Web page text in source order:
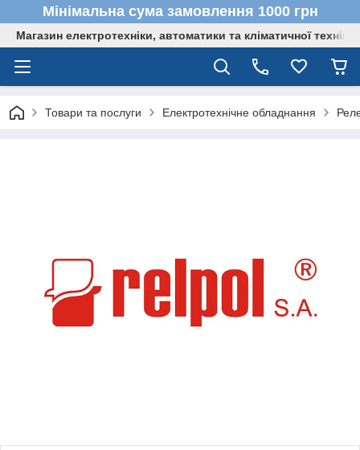
Мінімальна сума замовлення 1000 грн
Магазин електротехніки, автоматики та кліматичної техніки
Товари та послуги Електротехнічне обладнання